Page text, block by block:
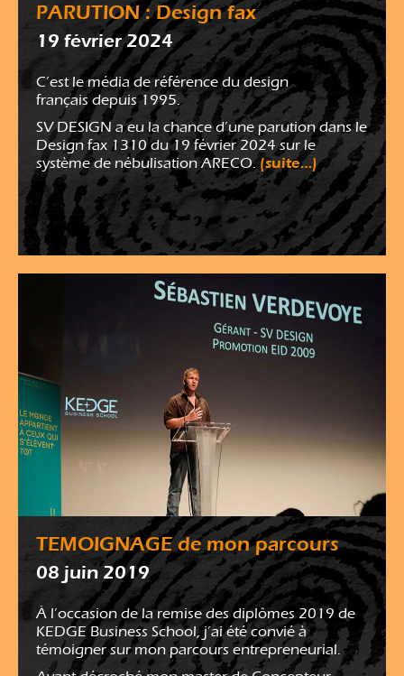
PARUTION : Design fax
19 février 2024
C’est le média de référence du design
français depuis 1995.
SV DESIGN a eu la chance d’une parution dans le
Design fax 1310 du 19 février 2024 sur le
système de nébulisation ARECO. (suite…)
TEMOIGNAGE de mon parcours
08 juin 2019
À l’occasion de la remise des diplômes 2019 de
KEDGE Business School, j’ai été convié à
témoigner sur mon parcours entrepreneurial.